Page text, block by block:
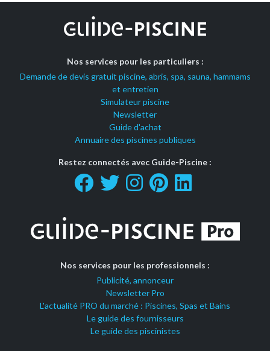
Nos services pour les particuliers :
Demande de devis gratuit piscine, abris, spa, sauna, hammams
et entretien
Simulateur piscine
Newsletter
Guide d'achat
Annuaire des piscines publiques
Restez connectés avec Guide-Piscine :
Nos services pour les professionnels :
Publicité, annonceur
Newsletter Pro
L'actualité PRO du marché : Piscines, Spas et Bains
Le guide des fournisseurs
Le guide des piscinistes